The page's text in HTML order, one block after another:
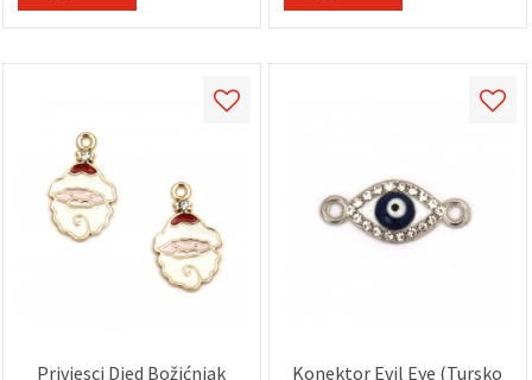
Privjesci Djed Božićnjak
Konektor Evil Eye (Tursko